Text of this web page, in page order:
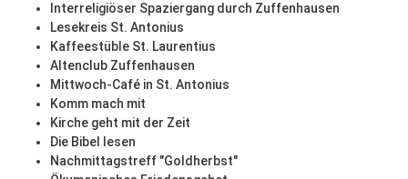
Interreligiöser Spaziergang durch Zuffenhausen
Lesekreis St. Antonius
Kaffeestüble St. Laurentius
Altenclub Zuffenhausen
Mittwoch-Café in St. Antonius
Komm mach mit
Kirche geht mit der Zeit
Die Bibel lesen
Nachmittagstreff "Goldherbst"